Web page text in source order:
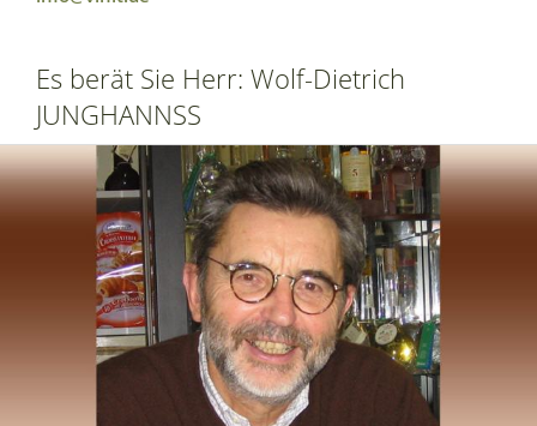
Es berät Sie Herr: Wolf-Dietrich
JUNGHANNSS